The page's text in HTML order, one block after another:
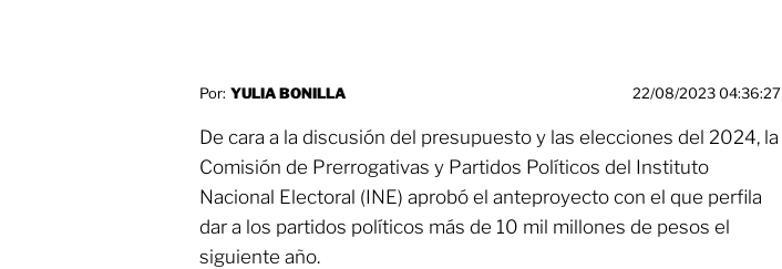
Por: YULIA BONILLA 22/08/2023 04:36:27
De cara a la discusión del presupuesto y las elecciones del 2024, la
Comisión de Prerrogativas y Partidos Políticos del Instituto
Nacional Electoral (INE) aprobó el anteproyecto con el que perfila
dar a los partidos políticos más de 10 mil millones de pesos el
siguiente año.